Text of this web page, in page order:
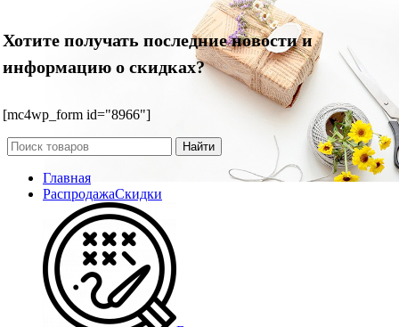
Хотите получать последние новости и
информацию о скидках?
[mc4wp_form id="8966"]
Найти
Главная
РаспродажаСкидки